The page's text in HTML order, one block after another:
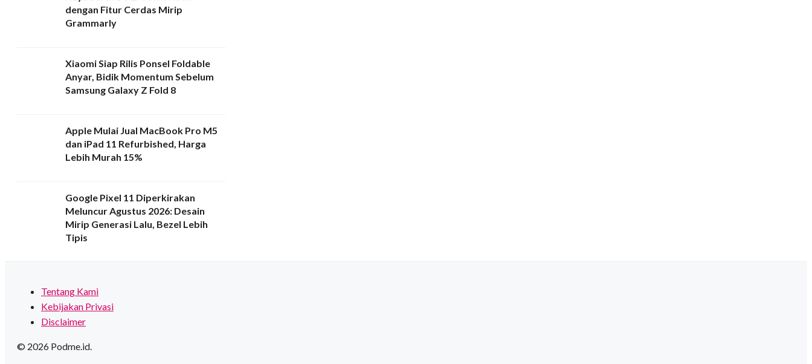
dengan Fitur Cerdas Mirip
Grammarly
Xiaomi Siap Rilis Ponsel Foldable
Anyar, Bidik Momentum Sebelum
Samsung Galaxy Z Fold 8
Apple Mulai Jual MacBook Pro M5
dan iPad 11 Refurbished, Harga
Lebih Murah 15%
Google Pixel 11 Diperkirakan
Meluncur Agustus 2026: Desain
Mirip Generasi Lalu, Bezel Lebih
Tipis
Tentang Kami
Kebijakan Privasi
Disclaimer
© 2026 Podme.id.